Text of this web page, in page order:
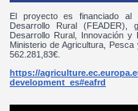
El proyecto es financiado al
Desarrollo Rural (FEADER),
Desarrollo Rural, Innovación y
Ministerio de Agricultura,
562.281,83€.
https://
development_es#eafrd